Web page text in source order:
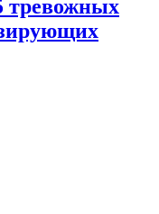
тревожных